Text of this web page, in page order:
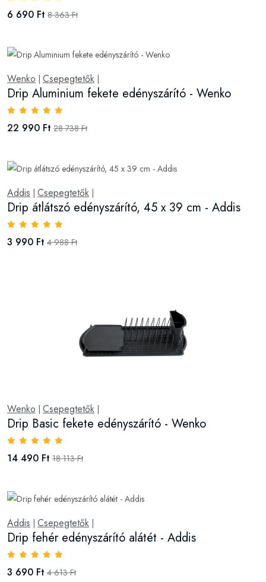
6 690 Ft 8 363 Ft
Wenko Csepegtetők
Drip Aluminium fekete edényszárító - Wenko
22 990 Ft 28 738 Ft
Addis Csepegtetők
Drip átlátszó edényszárító, 45 x 39 cm - Addis
3 990 Ft 4 988 Ft
Wenko Csepegtetők
Drip Basic fekete edényszárító - Wenko
14 490 Ft 18 113 Ft
Addis | Csepegtetők |
Drip fehér edényszárító alátét - Addis
3 690 Ft 4 613 Ft